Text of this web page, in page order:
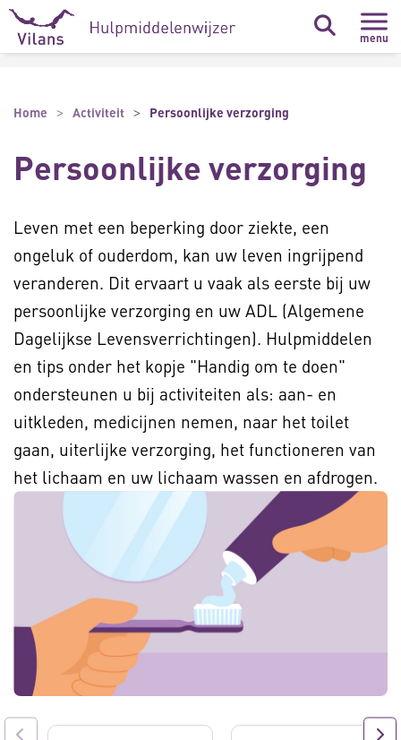
Naar hoofdinhoud
Naar footer
menu
Home Activiteit Persoonlijke verzorging
Persoonlijke verzorging
Leven met een beperking door ziekte, een
ongeluk of ouderdom, kan uw leven ingrijpend
veranderen. Dit ervaart u vaak als eerste bij uw
persoonlijke verzorging en uw ADL (Algemene
Dagelijkse Levensverrichtingen). Hulpmiddelen
en tips onder het kopje "Handig om te doen"
ondersteunen u bij activiteiten als: aan- en
uitkleden, medicijnen nemen, naar het toilet
gaan, uiterlijke verzorging, het functioneren van
het lichaam en uw lichaam wassen en afdrogen.